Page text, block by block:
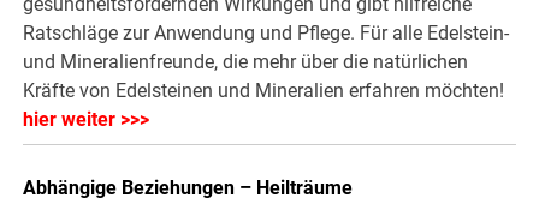
Ratschläge zur Anwendung und Pflege. Für alle Edelstein-
und Mineralienfreunde, die mehr über die natürlichen
Kräfte von Edelsteinen und Mineralien erfahren möchten!
hier weiter >>>
Abhängige Beziehungen – Heilträume